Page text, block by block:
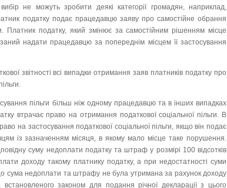
не можуть зробити деякі категорії громадян, наприклад,
податку подає працедавцю заяву про самостійне обрання
Платник податку, який змінює за самостійним рішенням місце
надати працедавцю за попереднім місцем її застосування
звітності всі випадки отримання заяв платників податку про
пільги більш ніж одному працедавцю та в інших випадках
втрачає право на отримання податкової соціальної пільги. В
на застосування податкової соціальної пільги, якщо він подає
із зазначенням місяця, в якому мало місце таке порушення.
суму недоплати податку та штраф у розмірі 100 відсотків
доходу такому платнику податку, а при недостатності суми
сума недоплати та штрафу не була утримана за рахунок доходу
законом для подання річної декларації з цього